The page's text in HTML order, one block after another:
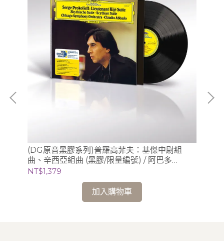
(DG原音黑膠系列)普羅高菲夫：基傑中尉組
曲、辛西亞組曲 (黑膠/限量編號) / 阿巴多
Claudio Abbado (指揮) 芝加哥交響樂團
NT$1,379
加入購物車